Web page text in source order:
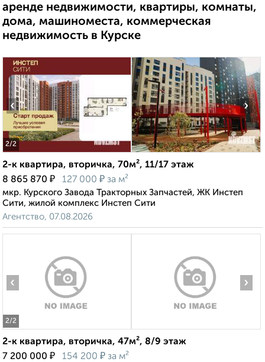
аренде недвижимости, квартиры, комнаты,
дома, машиноместа, коммерческая
недвижимость в Курске
2/2
‹ ›
2-к квартира, вторичка, 70м², 11/17 этаж
8 865 870 ₽ 127 000 ₽ за м²
мкр. Курского Завода Тракторных Запчастей, ЖК Инстеп
Сити, жилой комплекс Инстеп Сити
Агентство, 07.08.2026
2/2
‹ ›
2-к квартира, вторичка, 47м², 8/9 этаж
7 200 000 ₽ 154 200 ₽ за м²